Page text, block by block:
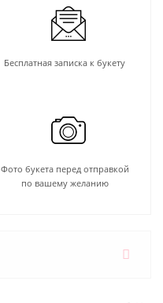
Бесплатная записка к букету
Фото букета перед отправкой
по вашему желанию